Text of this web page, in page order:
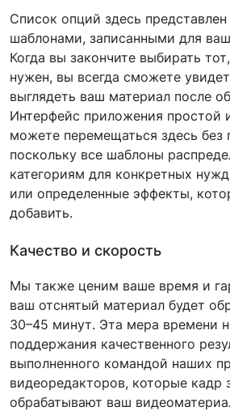
Список опций здесь
шаблонами, записанными для
Когда вы закончите выбирать
нужен, вы всегда сможете
выглядеть ваш материал после
Интерфейс приложения простой
можете перемещаться здесь без
поскольку все шаблоны
категориям для конкретных
или определенные эффекты,
добавить.
Качество и скорость
Мы также ценим ваше время и
ваш отснятый материал будет
30–45 минут. Эта мера времени
поддержания качественного
выполненного командой наших
видеоредакторов, которые кадр
обрабатывают ваш